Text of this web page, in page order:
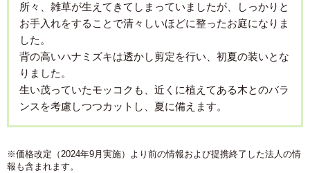
所々、雑草が生えてきてしまっていましたが、しっかりと
お手入れをすることで清々しいほどに整ったお庭になりま
した。
背の高いハナミズキは透かし剪定を行い、初夏の装いとな
りました。
生い茂っていたモッコクも、近くに植えてある木とのバラ
ンスを考慮しつつカットし、夏に備えます。
※価格改定（2024年9月実施）より前の情報および提携終了した法人の情
報も含まれます。